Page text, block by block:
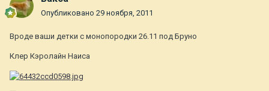
Опубликовано 29 ноября, 2011
Вроде ваши детки с монопородки 26.11 под Бруно
Клер Кэролайн Наиса